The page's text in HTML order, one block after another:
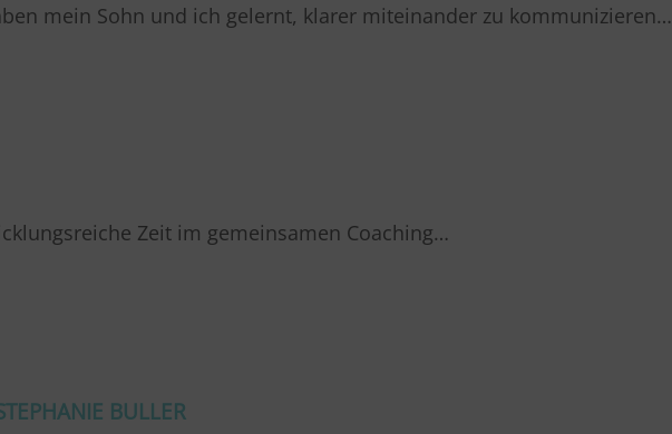
mein Sohn und ich gelernt, klarer miteinander zu kommunizieren…
Zeit im gemeinsamen Coaching…
BULLER